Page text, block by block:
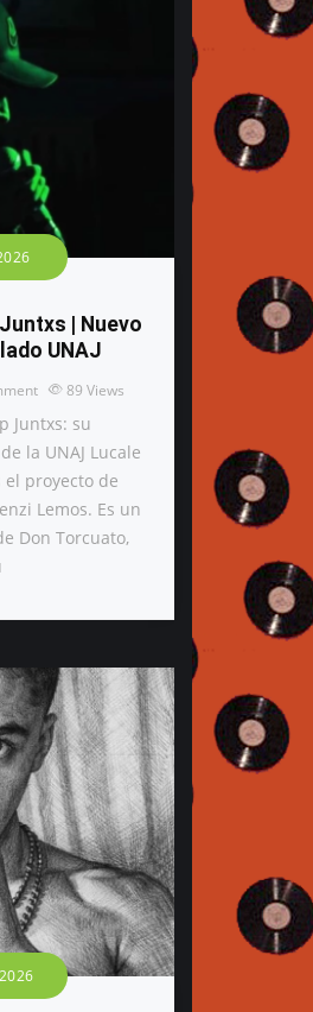
| Nuevo
UNAJ
89 Views
Juntxs: su
la UNAJ Lucale
el proyecto de
Lemos. Es un
Don Torcuato,